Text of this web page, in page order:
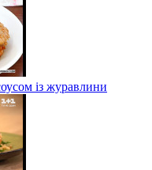
із журавлини